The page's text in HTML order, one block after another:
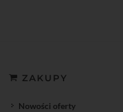
ZAKUPY
Nowości oferty